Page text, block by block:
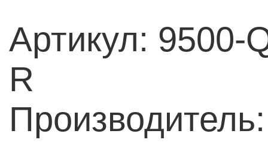
Артикул: 9500-
R